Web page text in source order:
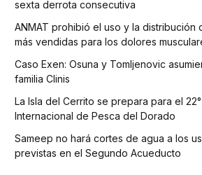
sexta derrota consecutiva
ANMAT prohibió el uso y la distribución
más vendidas para los dolores
Caso Exen: Osuna y Tomljenovic
familia Clinis
La Isla del Cerrito se prepara para el
Internacional de Pesca del Dorado
Sameep no hará cortes de agua a los
previstas en el Segundo Acueducto